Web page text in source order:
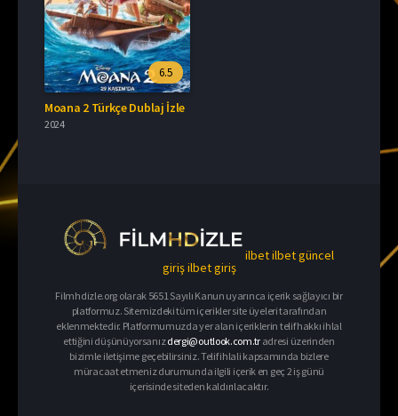
6.5
Moana 2 Türkçe Dublaj İzle
2024
ilbetilbet güncel
girişilbet giriş
Filmhdizle.org olarak 5651 Sayılı Kanun uyarınca içerik sağlayıcı bir
platformuz. Sitemizdeki tüm içerikler site üyeleri tarafından
eklenmektedir. Platformumuzda yer alan içeriklerin telif hakkı ihlal
ettiğini düşünüyorsanızdergi@outlook.com.tr adresi üzerinden
bizimle iletişime geçebilirsiniz. Telif ihlali kapsamında bizlere
müracaat etmeniz durumunda ilgili içerik en geç 2 iş günü
içerisinde siteden kaldırılacaktır.